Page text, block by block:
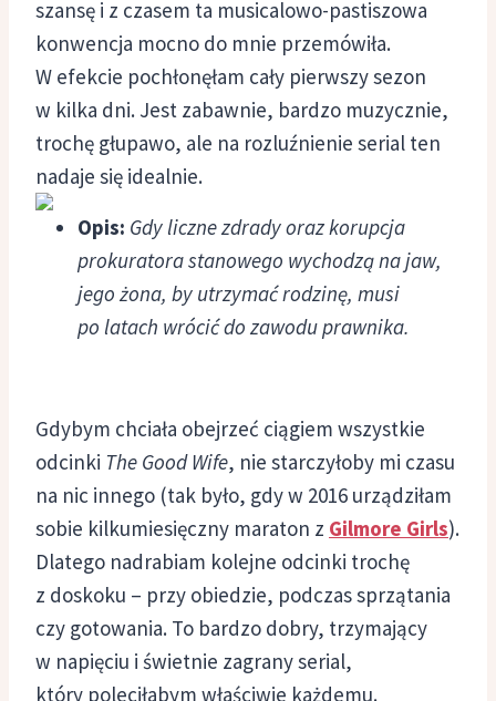
szansę i z czasem ta musicalowo-pastiszowa
konwencja mocno do mnie przemówiła.
W efekcie pochłonęłam cały pierwszy sezon
w kilka dni. Jest zabawnie, bardzo muzycznie,
trochę głupawo, ale na rozluźnienie serial ten
nadaje się idealnie.
Opis: Gdy liczne zdrady oraz korupcja
prokuratora stanowego wychodzą na jaw,
jego żona, by utrzymać rodzinę, musi
po latach wrócić do zawodu prawnika.
Gdybym chciała obejrzeć ciągiem wszystkie
odcinki The Good Wife, nie starczyłoby mi czasu
na nic innego (tak było, gdy w 2016 urządziłam
sobie kilkumiesięczny maraton z Gilmore Girls).
Dlatego nadrabiam kolejne odcinki trochę
z doskoku – przy obiedzie, podczas sprzątania
czy gotowania. To bardzo dobry, trzymający
w napięciu i świetnie zagrany serial,
który poleciłabym właściwie każdemu.